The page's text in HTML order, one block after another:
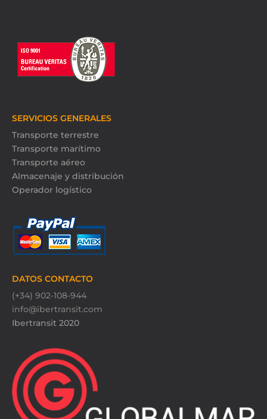
SERVICIOS GENERALES
Transporte terrestre
Transporte marítimo
Transporte aéreo
Almacenaje y distribución
Operador logístico
DATOS CONTACTO
(+34) 902-108-944
info@ibertransit.com
Ibertransit 2020